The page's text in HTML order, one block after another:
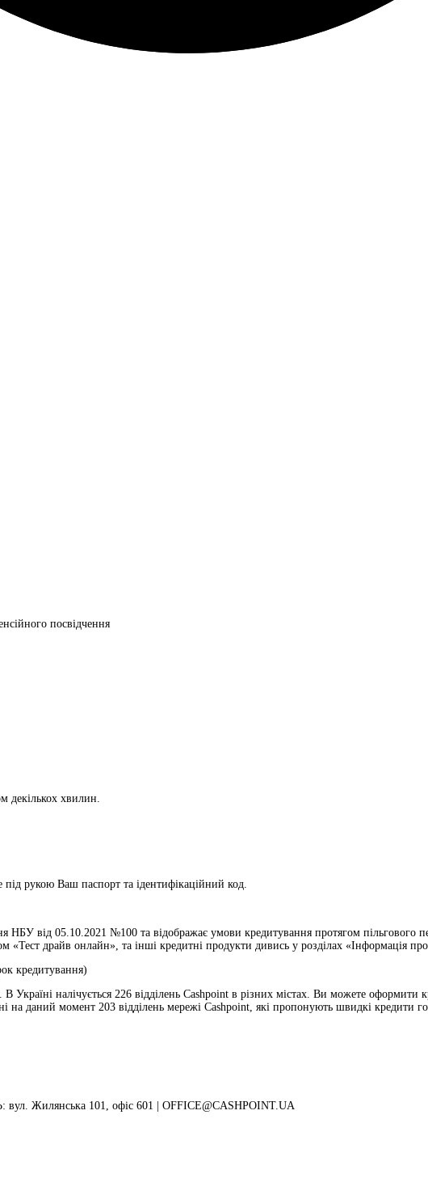
посвідчення
декількох хвилин.
рукою Ваш паспорт та ідентифікаційний код.
від 05.10.2021 №100 та відображає умови кредитування протягом пільгового
драйв онлайн», та інші кредитні продукти дивись у розділах «Інформація
кредитування)
Україні налічується 226 відділень Cashpoint в різних містах. Ви можете оформити
на даний момент 203 відділень мережі Cashpoint, які пропонують швидкі кредити
Жилянська 101, офіс 601 | OFFICE@CASHPOINT.UA